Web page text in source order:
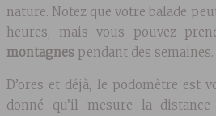
nature. Notez que votre balade
heures, mais vous pouvez
montagnes pendant des semaines.
D’ores et déjà, le podomètre est
donné qu’il mesure la